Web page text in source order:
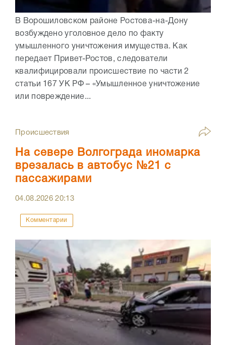
В Ворошиловском районе Ростова-на-Дону
возбуждено уголовное дело по факту
умышленного уничтожения имущества. Как
передает Привет-Ростов, следователи
квалифицировали происшествие по части 2
статьи 167 УК РФ – «Умышленное уничтожение
или повреждение...
Происшествия
На севере Волгограда иномарка
врезалась в автобус №21 с
пассажирами
04.08.202620:13
Комментарии